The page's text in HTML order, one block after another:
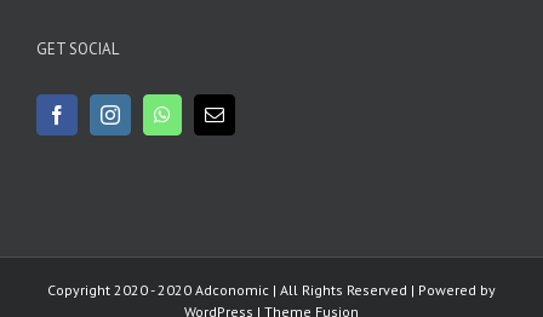
GET SOCIAL
Copyright 2020 - 2020 Adconomic | All Rights Reserved | Powered by
WordPress | Theme Fusion